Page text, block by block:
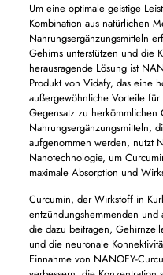
Um eine optimale geistige
Kombination aus natürlichen
Nahrungsergänzungsmitteln
Gehirns unterstützen und die
herausragende Lösung ist
Produkt von Vidafy, das eine
außergewöhnliche Vorteile
Gegensatz zu herkömmlichen
Nahrungsergänzungsmitteln,
aufgenommen werden, nutzt
Nanotechnologie, um
maximale Absorption und
Curcumin, der Wirkstoff in
entzündungshemmenden und
die dazu beitragen,
und die neuronale
Einnahme von NANOFY-